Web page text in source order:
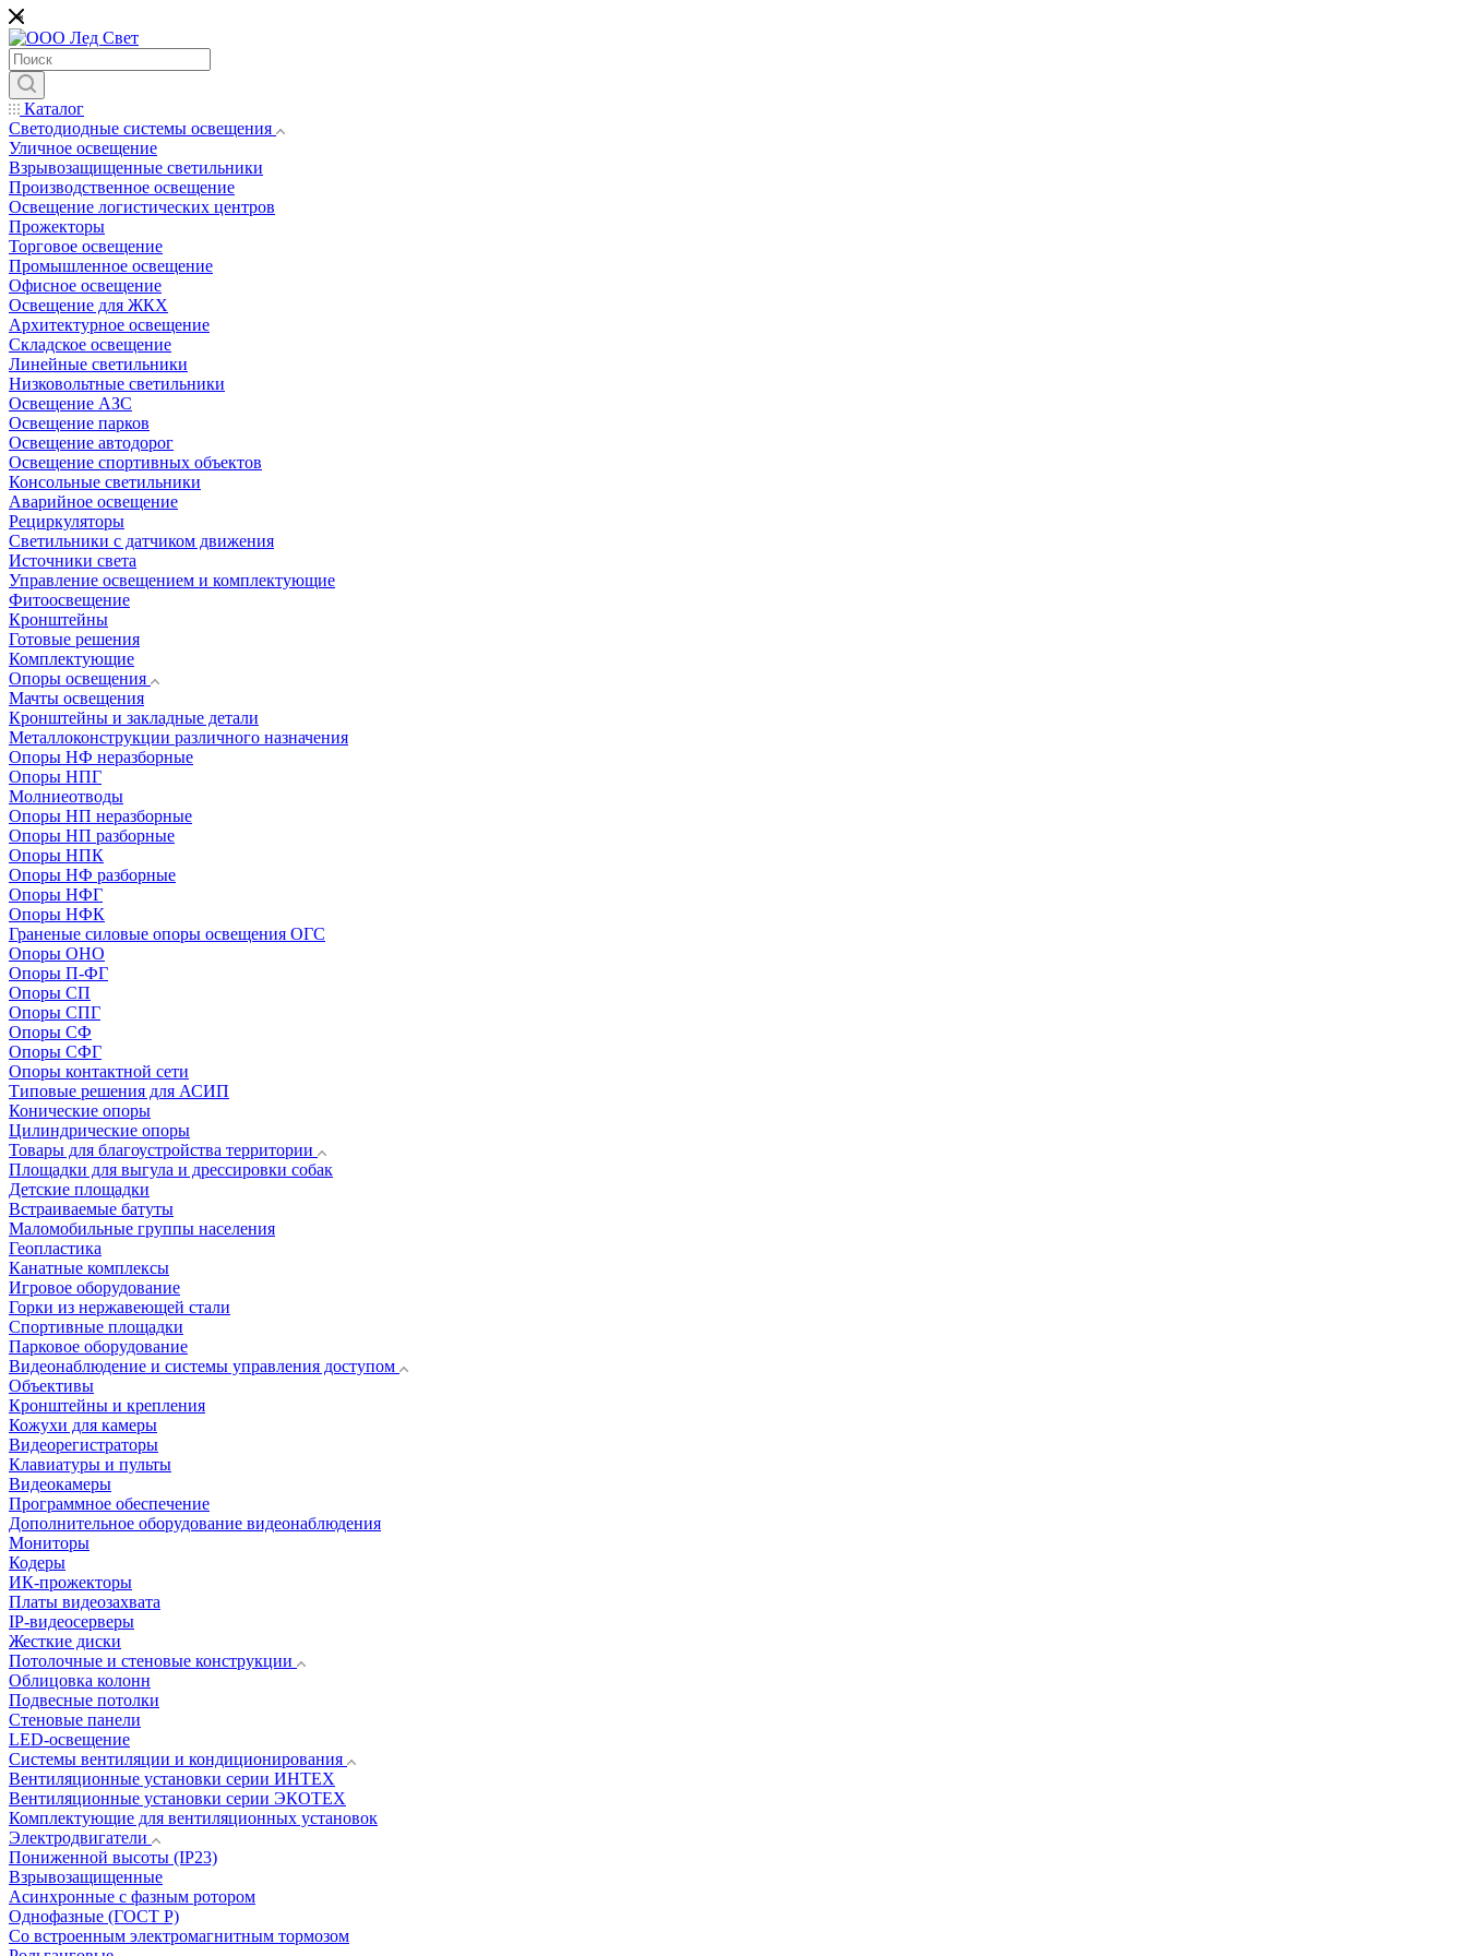
Каталог
Светодиодные системы освещения
Уличное освещение
Взрывозащищенные светильники
Производственное освещение
Освещение логистических центров
Прожекторы
Торговое освещение
Промышленное освещение
Офисное освещение
Освещение для ЖКХ
Архитектурное освещение
Складское освещение
Линейные светильники
Низковольтные светильники
Освещение АЗС
Освещение парков
Освещение автодорог
Освещение спортивных объектов
Консольные светильники
Аварийное освещение
Рециркуляторы
Светильники с датчиком движения
Источники света
Управление освещением и комплектующие
Фитоосвещение
Кронштейны
Готовые решения
Комплектующие
Опоры освещения
Мачты освещения
Кронштейны и закладные детали
Металлоконструкции различного назначения
Опоры НФ неразборные
Опоры НПГ
Молниеотводы
Опоры НП неразборные
Опоры НП разборные
Опоры НПК
Опоры НФ разборные
Опоры НФГ
Опоры НФК
Граненые силовые опоры освещения ОГС
Опоры ОНО
Опоры П-ФГ
Опоры СП
Опоры СПГ
Опоры СФ
Опоры СФГ
Опоры контактной сети
Типовые решения для АСИП
Конические опоры
Цилиндрические опоры
Товары для благоустройства территории
Площадки для выгула и дрессировки собак
Детские площадки
Встраиваемые батуты
Маломобильные группы населения
Геопластика
Канатные комплексы
Игровое оборудование
Горки из нержавеющей стали
Спортивные площадки
Парковое оборудование
Видеонаблюдение и системы управления доступом
Объективы
Кронштейны и крепления
Кожухи для камеры
Видеорегистраторы
Клавиатуры и пульты
Видеокамеры
Программное обеспечение
Дополнительное оборудование видеонаблюдения
Мониторы
Кодеры
ИК-прожекторы
Платы видеозахвата
IP-видеосерверы
Жесткие диски
Потолочные и стеновые конструкции
Облицовка колонн
Подвесные потолки
Стеновые панели
LED-освещение
Системы вентиляции и кондиционирования
Вентиляционные установки серии ИНТЕХ
Вентиляционные установки серии ЭКОТЕХ
Комплектующие для вентиляционных установок
Электродвигатели
Пониженной высоты (IP23)
Взрывозащищенные
Асинхронные с фазным ротором
Однофазные (ГОСТ Р)
Со встроенным электромагнитным тормозом
*